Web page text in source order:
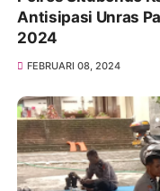
Antisipasi Unras
2024
FEBRUARI 08, 2024